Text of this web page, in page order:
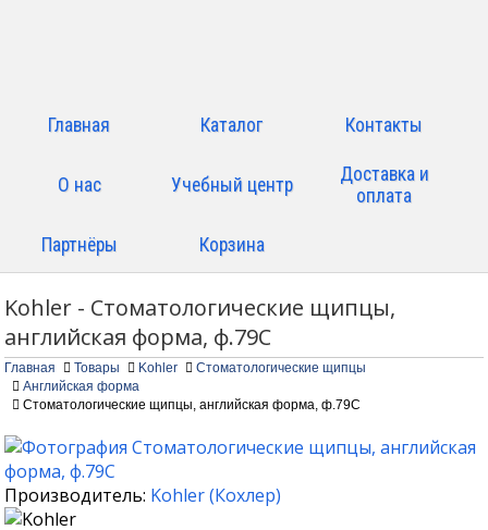
Главная Каталог Контакты
О нас Учебный центр
Доставка и
оплата
Партнёры Корзина
Kohler - Стоматологические щипцы,
английская форма, ф.79С
Главная Товары Kohler
Стоматологические щипцы
Английская форма
Стоматологические щипцы, английская форма, ф.79С
Производитель: Kohler(Кохлер)